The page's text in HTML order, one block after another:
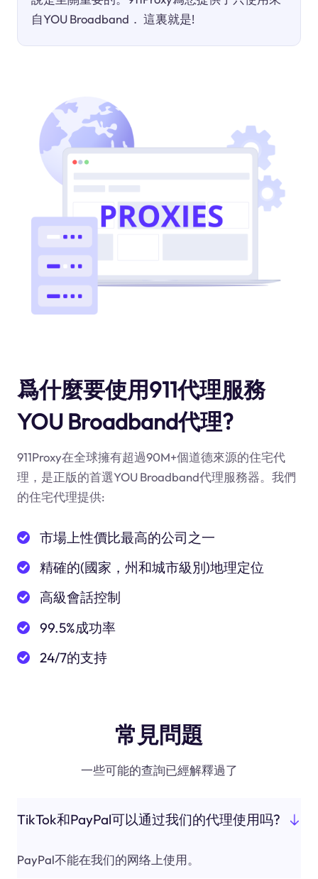
自YOU Broadband． 這裏就是!
爲什麼要使用911代理服務
YOU Broadband代理?
911Proxy在全球擁有超過90M+個道德來源的住宅代
理，是正版的首選YOU Broadband代理服務器。我們
的住宅代理提供:
市場上性價比最高的公司之一
精確的(國家，州和城市級別)地理定位
高級會話控制
99.5%成功率
24/7的支持
常見問題
一些可能的查詢已經解釋過了
TikTok和PayPal可以通过我们的代理使用吗?
PayPal不能在我们的网络上使用。